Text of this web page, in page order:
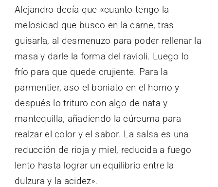
Alejandro decía que «cuanto tengo la
melosidad que busco en la carne, tras
guisarla, al desmenuzo para poder rellenar la
masa y darle la forma del ravioli. Luego lo
frío para que quede crujiente. Para la
parmentier, aso el boniato en el horno y
después lo trituro con algo de nata y
mantequilla, añadiendo la cúrcuma para
realzar el color y el sabor. La salsa es una
reducción de rioja y miel, reducida a fuego
lento hasta lograr un equilibrio entre la
dulzura y la acidez».